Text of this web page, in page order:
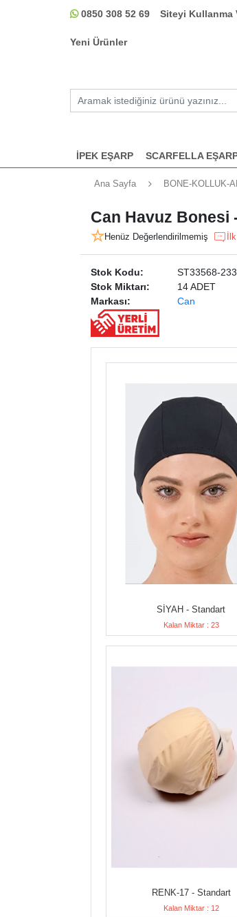
0850 308 52 69 Siteyi Kullanma
Yeni Ürünler
İPEK EŞARP SCARFELLA
Ana Sayfa BONE-KOLLUK-
Can Havuz Bonesi
Henüz Değerlendirilmemiş
Stok Kodu:
ST33568-
Stok Miktarı:
14 ADET
Markası:
Can
SİYAH - Standart
Kalan Miktar : 23
RENK-17 - Standart
Kalan Miktar : 12